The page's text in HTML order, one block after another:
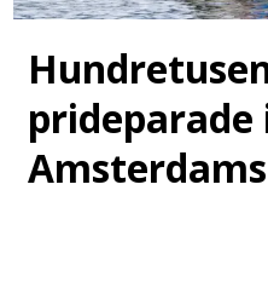
prideparade